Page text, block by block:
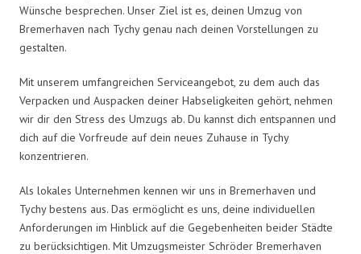
Wünsche besprechen. Unser Ziel ist es, deinen Umzug von
Bremerhaven nach Tychy genau nach deinen Vorstellungen zu
gestalten.
Mit unserem umfangreichen Serviceangebot, zu dem auch das
Verpacken und Auspacken deiner Habseligkeiten gehört, nehmen
wir dir den Stress des Umzugs ab. Du kannst dich entspannen und
dich auf die Vorfreude auf dein neues Zuhause in Tychy
konzentrieren.
Als lokales Unternehmen kennen wir uns in Bremerhaven und
Tychy bestens aus. Das ermöglicht es uns, deine individuellen
Anforderungen im Hinblick auf die Gegebenheiten beider Städte
zu berücksichtigen. Mit Umzugsmeister Schröder Bremerhaven